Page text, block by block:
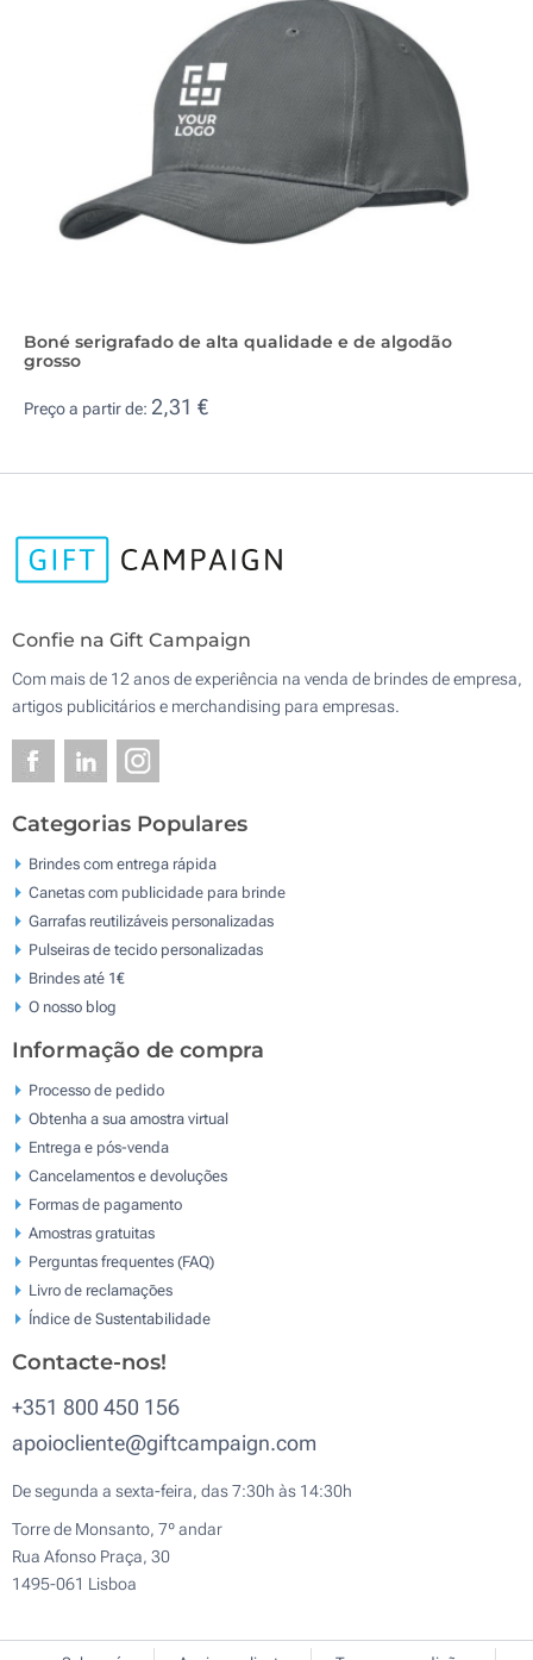
Boné serigrafado de alta qualidade e de algodão
grosso
Preço a partir de: 2,31 €
Confie na Gift Campaign
Com mais de 12 anos de experiência na venda de brindes de empresa,
artigos publicitários e merchandising para empresas.
Categorias Populares
Brindes com entrega rápida
Canetas com publicidade para brinde
Garrafas reutilizáveis personalizadas
Pulseiras de tecido personalizadas
Brindes até 1€
O nosso blog
Informação de compra
Processo de pedido
Obtenha a sua amostra virtual
Entrega e pós-venda
Cancelamentos e devoluções
Formas de pagamento
Amostras gratuitas
Perguntas frequentes (FAQ)
Livro de reclamaçōes
Índice de Sustentabilidade
Contacte-nos!
+351 800 450 156
apoiocliente@giftcampaign.com
De segunda a sexta-feira, das 7:30h às 14:30h
Torre de Monsanto, 7º andar
Rua Afonso Praça, 30
1495-061 Lisboa